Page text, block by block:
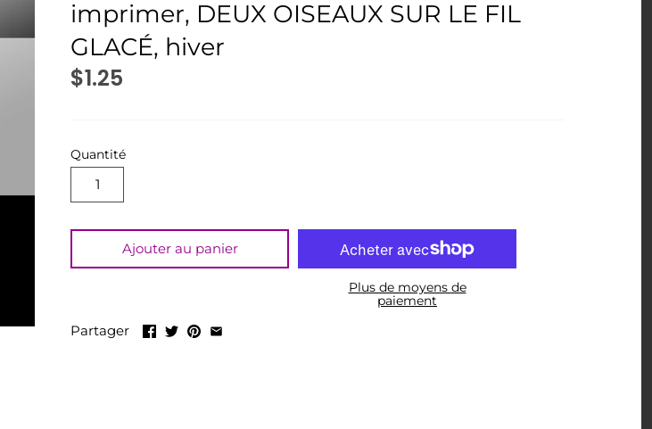
imprimer, DEUX OISEAUX SUR LE FIL
GLACÉ, hiver
$1.25
Quantité
Ajouter au panier
Plus de moyens de
paiement
Partager